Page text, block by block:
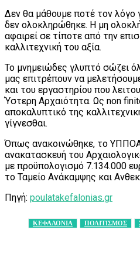
Δεν θα μάθουμε ποτέ τον λόγο
δεν ολοκληρώθηκε. Η μη
αφαιρεί σε τίποτε από την
καλλιτεχνική του αξία.
Το μνημειώδες γλυπτό σώζει
μας επιτρέπουν να
και του εργαστηρίου που
Ύστερη Αρχαιότητα. Ως non
αποκαλυπτικό της
γίγνεσθαι.
Όπως ανακοινώθηκε, το
ανακατασκευή του
με προϋπολογισμό 7.134.000
το Ταμείο Ανάκαμψης και
Πηγή: poulatakefalonias.gr
ΚΕΦΑΛΟΝΙΑ ΠΟΛΙΤΙΣΜΟΣ